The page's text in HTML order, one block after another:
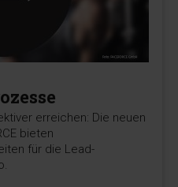
erreichen: Die neuen
bieten
für die Lead-